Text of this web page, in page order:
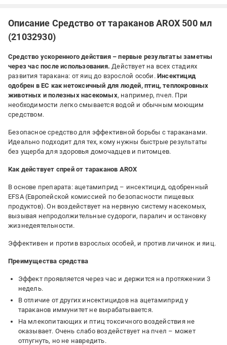
Описание Средство от тараканов AROX 500 мл
(21032930)
Средство ускоренного действия – первые результаты заметны
через час после использования. Действует на всех стадиях
развития таракана: от яиц до взрослой особи. Инсектицид
одобрен в ЕС как нетоксичный для людей, птиц, теплокровных
животных и полезных насекомых, например, пчел. При
необходимости легко смывается водой и обычным моющим
средством.
Безопасное средство для эффективной борьбы с тараканами.
Идеально подходит для тех, кому нужны быстрые результаты
без ущерба для здоровья домочадцев и питомцев.
Как действует спрей от тараканов AROX
В основе препарата: ацетамиприд – инсектицид, одобренный
EFSA (Европейской комиссией по безопасности пищевых
продуктов). Он воздействует на нервную систему насекомых,
вызывая непродолжительные судороги, паралич и остановку
жизнедеятельности.
Эффективен и против взрослых особей, и против личинок и яиц.
Преимущества средства
Эффект проявляется через час и держится на протяжении 3
недель.
В отличие от других инсектицидов на ацетамиприд у
тараканов иммунитет не вырабатывается.
На млекопитающих и птиц токсичного воздействия не
оказывает. Очень слабо воздействует на пчел – может
отпугнуть, но не навредить.